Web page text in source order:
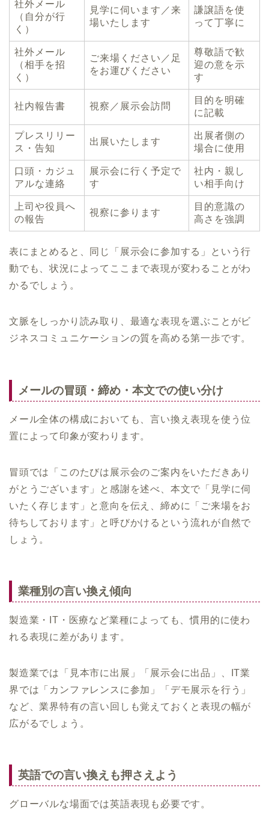
社外メール
（自分が行
く）
見学に伺います／来
場いたします
謙譲語を使
って丁寧に
社外メール
（相手を招
く）
ご来場ください／足
をお運びください
尊敬語で歓
迎の意を示
す
社内報告書 視察／展示会訪問
目的を明確
に記載
プレスリリー
ス・告知
出展いたします
出展者側の
場合に使用
口頭・カジュ
アルな連絡
展示会に行く予定で
す
社内・親し
い相手向け
上司や役員へ
の報告
視察に参ります
目的意識の
高さを強調
表にまとめると、同じ「展示会に参加する」という行
動でも、状況によってここまで表現が変わることがわ
かるでしょう。
文脈をしっかり読み取り、最適な表現を選ぶことがビ
ジネスコミュニケーションの質を高める第一歩です。
メールの冒頭・締め・本文での使い分け
メール全体の構成においても、言い換え表現を使う位
置によって印象が変わります。
冒頭では「このたびは展示会のご案内をいただきあり
がとうございます」と感謝を述べ、本文で「見学に伺
いたく存じます」と意向を伝え、締めに「ご来場をお
待ちしております」と呼びかけるという流れが自然で
しょう。
業種別の言い換え傾向
製造業・IT・医療など業種によっても、慣用的に使わ
れる表現に差があります。
製造業では「見本市に出展」「展示会に出品」、IT業
界では「カンファレンスに参加」「デモ展示を行う」
など、業界特有の言い回しも覚えておくと表現の幅が
広がるでしょう。
英語での言い換えも押さえよう
グローバルな場面では英語表現も必要です。